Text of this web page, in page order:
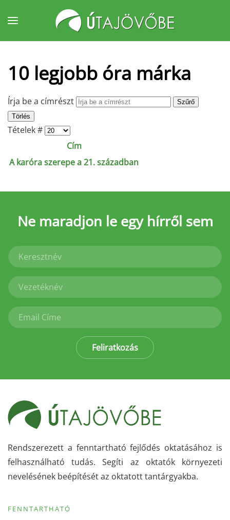
Fő tartalom átugrása
10 legjobb óra márka
Írja be a címrészt
Szűrő
Törlés
Tételek #
Cím
A karóra szerepe a 21. században
Ne maradjon le egy hírről sem
Feliratkozás
Rendszerezett a fenntartható fejlődés oktatásához is
felhasználható tudás. Segíti az oktatók környezeti
nevelésének beépítését az oktatott tantárgyakba.
FENNTARTHATÓ